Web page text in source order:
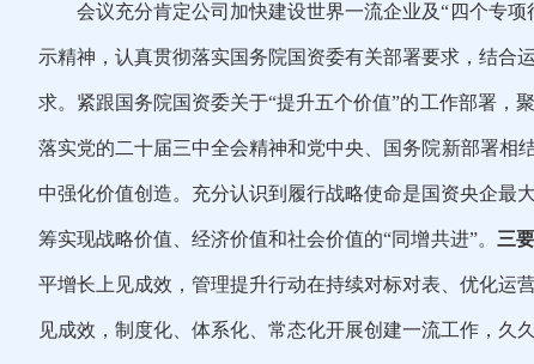
会议充分肯定公司加快建设世界一流企业及“四个专项
示精神， 认真贯彻落实国务院国资委有关部署要求，结合
求。紧跟国务院国资委关于“提升五个价值”的工作部署，
落实党的二十届三中全会精神和党中央、国务院新部署相
中强化价值创造。 充分认识到履行战略使命是国资央企最
筹实现战略价值、经济价值和社会价值的“同增共进”。 三要
平增长上见成效， 管理提升行动在持续对标对表、优化运
见成效， 制度化、体系化、常态化开展创建一流工作，久